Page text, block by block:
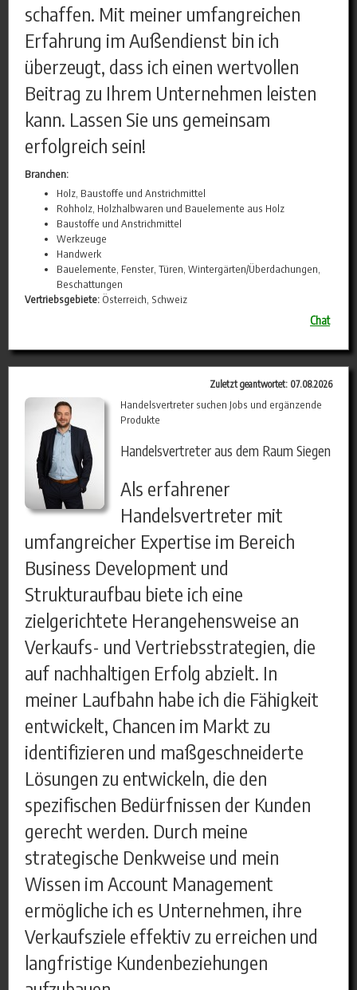
schaffen. Mit meiner umfangreichen
Erfahrung im Außendienst bin ich
überzeugt, dass ich einen wertvollen
Beitrag zu Ihrem Unternehmen leisten
kann. Lassen Sie uns gemeinsam
erfolgreich sein!
Branchen:
Holz, Baustoffe und Anstrichmittel
Rohholz, Holzhalbwaren und Bauelemente aus Holz
Baustoffe und Anstrichmittel
Werkzeuge
Handwerk
Bauelemente, Fenster, Türen, Wintergärten/Überdachungen,
Beschattungen
Vertriebsgebiete: Österreich, Schweiz
Chat
Zuletzt geantwortet: 07.08.2026
Handelsvertreter suchen Jobs und ergänzende
Produkte
Handelsvertreter aus dem Raum Siegen
Als erfahrener
Handelsvertreter mit
umfangreicher Expertise im Bereich
Business Development und
Strukturaufbau biete ich eine
zielgerichtete Herangehensweise an
Verkaufs- und Vertriebsstrategien, die
auf nachhaltigen Erfolg abzielt. In
meiner Laufbahn habe ich die Fähigkeit
entwickelt, Chancen im Markt zu
identifizieren und maßgeschneiderte
Lösungen zu entwickeln, die den
spezifischen Bedürfnissen der Kunden
gerecht werden. Durch meine
strategische Denkweise und mein
Wissen im Account Management
ermögliche ich es Unternehmen, ihre
Verkaufsziele effektiv zu erreichen und
langfristige Kundenbeziehungen